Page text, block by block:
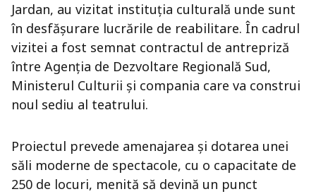
Jardan, au vizitat instituția culturală unde sunt
în desfășurare lucrările de reabilitare. În cadrul
vizitei a fost semnat contractul de antrepriză
între Agenția de Dezvoltare Regională Sud,
Ministerul Culturii și compania care va construi
noul sediu al teatrului.
Proiectul prevede amenajarea și dotarea unei
săli moderne de spectacole, cu o capacitate de
250 de locuri, menită să devină un punct